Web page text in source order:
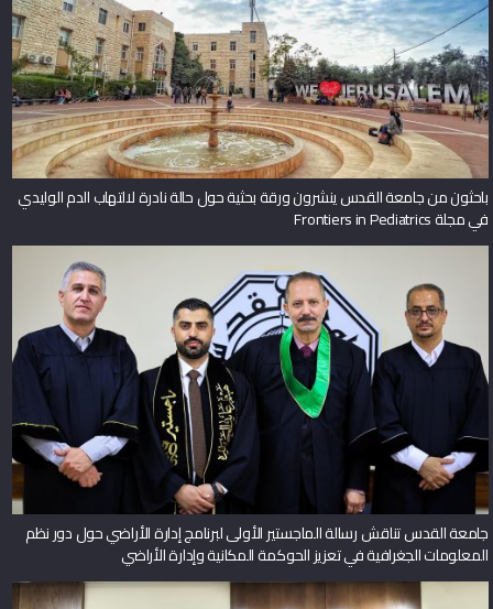
باحثون من جامعة القدس ينشرون ورقة بحثية حول حالة نادرة لالتهاب الدم الوليدي
في مجلة Frontiers in Pediatrics
جامعة القدس تناقش رسالة الماجستير الأولى لبرنامج إدارة الأراضي حول دور نظم
المعلومات الجغرافية في تعزيز الحوكمة المكانية وإدارة الأراضي